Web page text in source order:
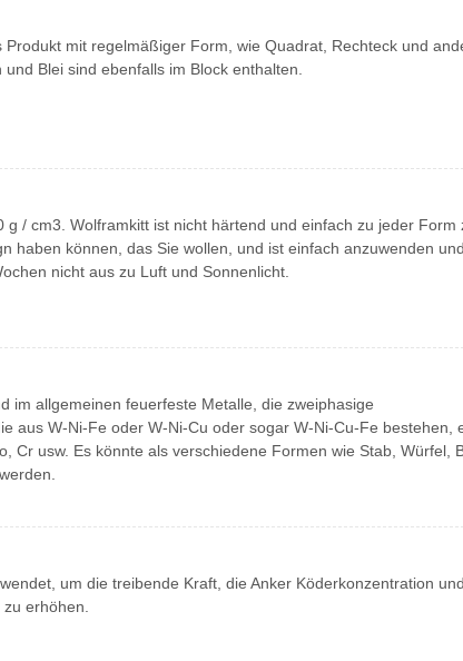
Produkt mit regelmäßiger Form, wie Quadrat, Rechteck und
Blei sind ebenfalls im Block enthalten.
g / cm3. Wolframkitt ist nicht härtend und einfach zu jeder Form
haben können, das Sie wollen, und ist einfach anzuwenden
nicht aus zu Luft und Sonnenlicht.
im allgemeinen feuerfeste Metalle, die zweiphasige
aus W-Ni-Fe oder W-Ni-Cu oder sogar W-Ni-Cu-Fe bestehen,
Cr usw. Es könnte als verschiedene Formen wie Stab, Würfel,
um die treibende Kraft, die Anker Köderkonzentration
erhöhen.